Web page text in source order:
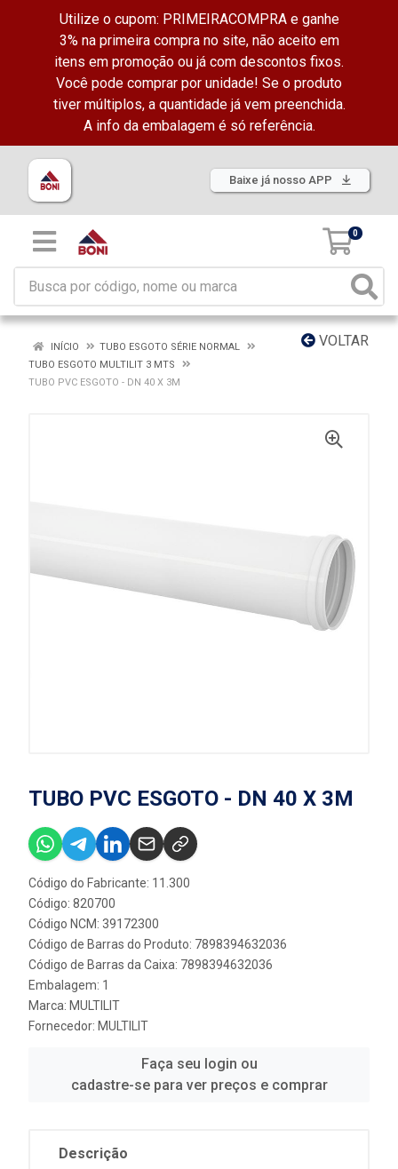
Utilize o cupom: PRIMEIRACOMPRA e ganhe
3% na primeira compra no site, não aceito em
itens em promoção ou já com descontos fixos.
Você pode comprar por unidade! Se o produto
tiver múltiplos, a quantidade já vem preenchida.
A info da embalagem é só referência.
Baixe já nosso APP
0
VOLTAR
INÍCIO
TUBO ESGOTO SÉRIE NORMAL
TUBO ESGOTO MULTILIT 3 MTS
TUBO PVC ESGOTO - DN 40 X 3M
TUBO PVC ESGOTO - DN 40 X 3M
Código do Fabricante: 11.300
Código: 820700
Código NCM: 39172300
Código de Barras do Produto: 7898394632036
Código de Barras da Caixa: 7898394632036
Embalagem: 1
Marca: MULTILIT
Fornecedor: MULTILIT
Faça seu login ou
cadastre-se para ver preços e comprar
Descrição